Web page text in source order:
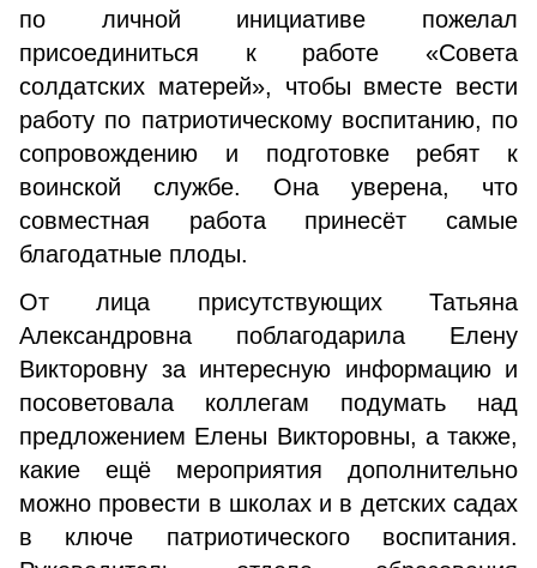
по личной инициативе пожелал
присоединиться к работе «Совета
солдатских матерей», чтобы вместе вести
работу по патриотическому воспитанию, по
сопровождению и подготовке ребят к
воинской службе. Она уверена, что
совместная работа принесёт самые
благодатные плоды.
От лица присутствующих Татьяна
Александровна поблагодарила Елену
Викторовну за интересную информацию и
посоветовала коллегам подумать над
предложением Елены Викторовны, а также,
какие ещё мероприятия дополнительно
можно провести в школах и в детских садах
в ключе патриотического воспитания.